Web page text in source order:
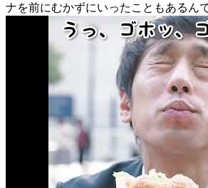
ナを前にむかずにいったこともあるん